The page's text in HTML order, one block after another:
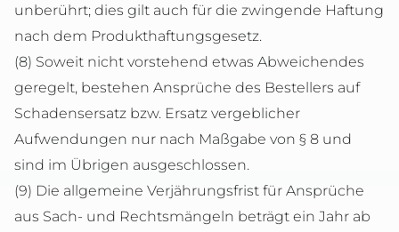
unberührt; dies gilt auch für die zwingende Haftung
nach dem Produkthaftungsgesetz.
(8) Soweit nicht vorstehend etwas Abweichendes
geregelt, bestehen Ansprüche des Bestellers auf
Schadensersatz bzw. Ersatz vergeblicher
Aufwendungen nur nach Maßgabe von § 8 und
sind im Übrigen ausgeschlossen.
(9) Die allgemeine Verjährungsfrist für Ansprüche
aus Sach- und Rechtsmängeln beträgt ein Jahr ab